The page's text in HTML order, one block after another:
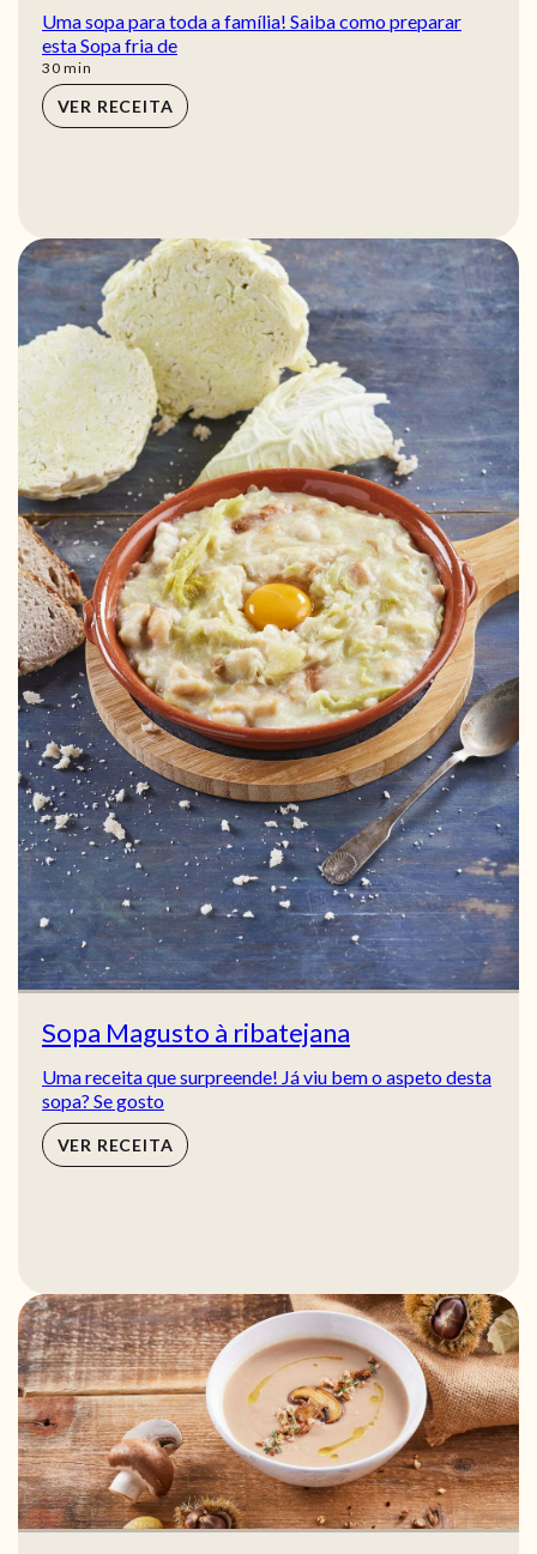
Uma sopa para toda a família! Saiba como preparar
esta Sopa fria de
30min
min
VER RECEITA
Sopa Magusto à ribatejana
Uma receita que surpreende! Já viu bem o aspeto desta
sopa? Se gosto
VER RECEITA